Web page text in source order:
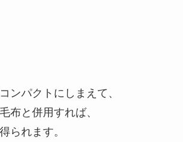
ンパクトにしまえて、
布と併用すれば、
られます。